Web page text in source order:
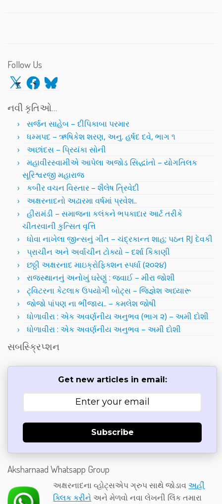
Follow Us
X Facebook
Bluesky
નવી કૃતિઓ…
સર્જન સાહેબ – દીપિકાબા પરમાર
ધમ્મપદ – ઋષિકેશ શરણ, અનુ. હર્ષદ દવે, ભાગ ૧
અછાંદસ – પ્રિયંકા સોની
મહાવીરસ્વામીએ આપેલા અજોડ સિદ્ધાંતો – યોગતિલક
સૂરિશ્વરજી મહારાજ
કબીર વચન વિસ્તાર – શૈલેષ ત્રિવેદી
અક્ષરનાદનો અઢારમા વર્ષમાં પ્રવેશ..
હીરામંડી – સમાજના કલંકને ભપકાદાર આર્ટ તરીકે
ચીતરવાની કુત્સિત વૃત્તિ
ધોવા નાખેલા જીન્સનું ગીત – ચંદ્રકાન્ત શાહ; પઠન RJ દેવકી
પ્રાચીન અને અર્વાચીન ટોક્યો – દર્શા કિકાણી
છઠ્ઠી અક્ષરનાદ માઇક્રોફિક્શન સ્પર્ધા (૨૦૨૪)
રાજસ્થાનનું અનોખું ઘરેણું : જવાઈ – મીરા જોશી
ટ્વિટરના કેટલાક ઉપયોગી બોટ્સ – જિજ્ઞેશ અધ્યારૂ
જોજો પાંપણ ના ભીંજાય.. – કમલેશ જોષી
ધોળાવીરા : એક અવર્ણનીય અનુભવ (ભાગ ૨) – અમી દોશી
ધોળાવીરા : એક અવર્ણનીય અનુભવ – અમી દોશી
સબસ્ક્રિપ્શન
Get new articles in email:
Subscribe
Aksharnaad Whatsapp Group
અક્ષરનાદના વ્હોટ્સએપ ગ્રુપ સાથે જોડાવઅહીં
ક્લિક કરીને અને મેળવો નવા લેખની લિંક તમારા